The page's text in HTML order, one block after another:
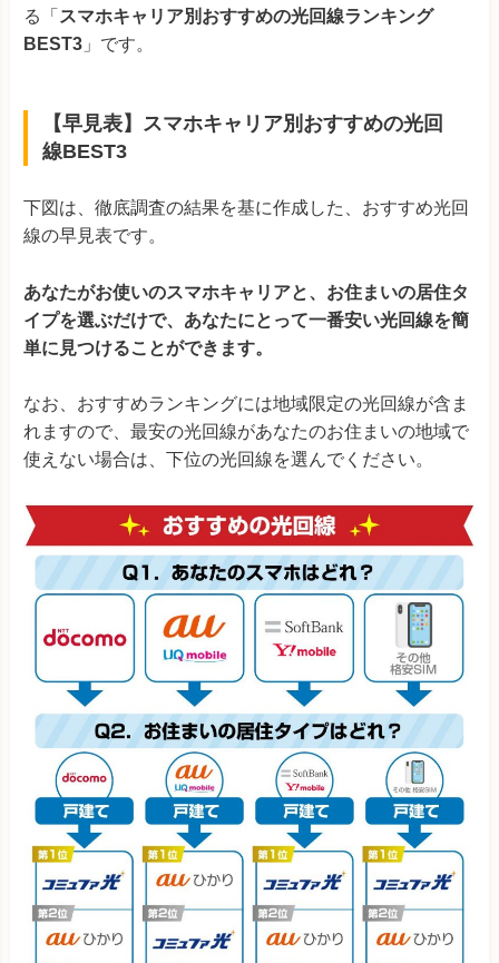
@TCOMヒカリ 4,041円
ピカラ光 (四国エリア限定) 3,530円
BBIQ (九州エリア限定) 3,805円
J:COM NET 光
NURO光 2,525円
ソフトバンク光 4,345円
お使いの 格安SIM 光回線
戸建て
auひかり 2,193円
ソフトバンク光 4,257円
NURO光 2,147円
4,358円
DTI光
・新規申込で3年間利用する際に最安値になる方法で算定
・
キャッシュバック額は81社調査し、最もお得な申込窓口で申
・auとSoftBankのセット割は「光
回線＋光電話」が適用条件となるため、光電話の料金も含め
算定・UQモバイルは「auひかり」のみの実質月額料金を記
※キャンペーン内容や料金は変わる可能性がありますので、必ず
公式ページで確認してください。
《おすすめ光回線の選定基準》
どれだけ安く利用できるか
2023年10月現在において、最も安く利用できる申込窓
口のキャッシュバックキャンペーンなどを考慮した、3
年間の「実質月額料金※」で比較
通信速度は問題ないか
下り平均速度200Mbps以上（ZOOM会議・配信動画視
聴・オンラインゲームなど、ほぼすべての通信作業がス
ムーズに実行できる速度）が安定的に出ている光回線を
選定
る「 スマホキャリア別おすすめの光回線ランキング
BEST3 」です。
【早見表】スマホキャリア別おすすめの光回
線BEST3
下図は、徹底調査の結果を基に作成した、おすすめ光回
線の早見表です。
あなたがお使いのスマホキャリアと、お住まいの居住タ
イプを選ぶだけで、あなたにとって一番安い光回線を簡
単に見つけることができます。
なお、おすすめランキングには地域限定の光回線が含ま
れますので、最安の光回線があなたのお住まいの地域で
使えない場合は、下位の光回線を選んでください。